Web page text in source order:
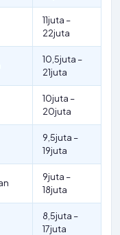
11juta –
22juta
10,5juta –
21juta
10juta –
20juta
9,5juta –
19juta
9juta –
18juta
8,5juta –
17juta